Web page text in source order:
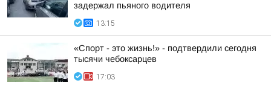
задержал пьяного водителя
13:15
«Спорт - это жизнь!» - подтвердили сегодня
тысячи чебоксарцев
17:03